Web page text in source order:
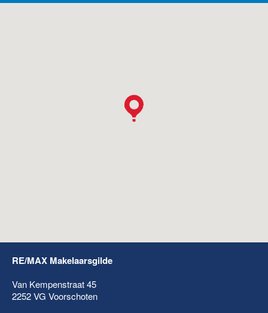
RE/MAX Makelaarsgilde
Van Kempenstraat 45
2252 VG Voorschoten